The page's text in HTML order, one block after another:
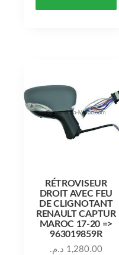
RÉTROVISEUR
DROIT AVEC FEU
DE CLIGNOTANT
RENAULT CAPTUR
MAROC 17-20 =>
963019859R
1,280.00 د.م.